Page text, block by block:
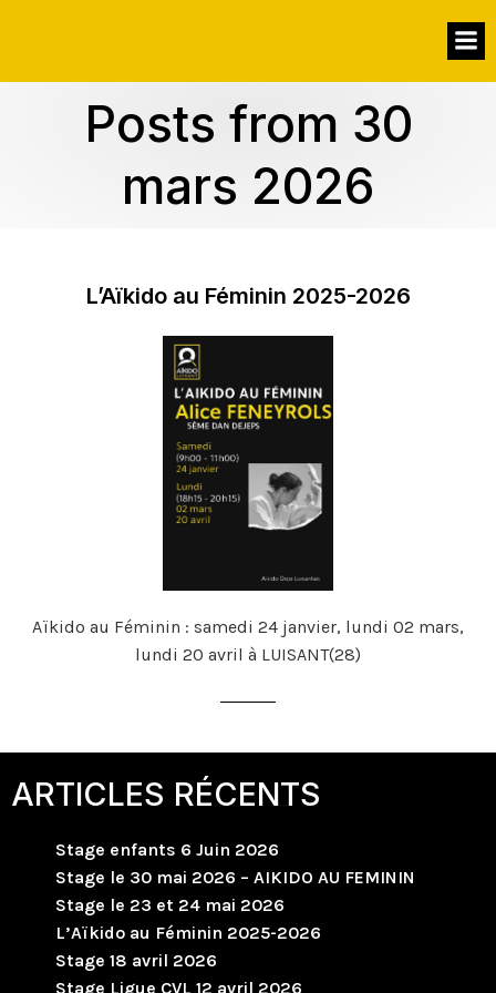
Posts from 30
mars 2026
L’Aïkido au Féminin 2025-2026
Aïkido au Féminin : samedi 24 janvier, lundi 02 mars,
lundi 20 avril à LUISANT(28)
ARTICLES RÉCENTS
Stage enfants 6 Juin 2026
Stage le 30 mai 2026 – AIKIDO AU FEMININ
Stage le 23 et 24 mai 2026
L’Aïkido au Féminin 2025-2026
Stage 18 avril 2026
Stage Ligue CVL 12 avril 2026